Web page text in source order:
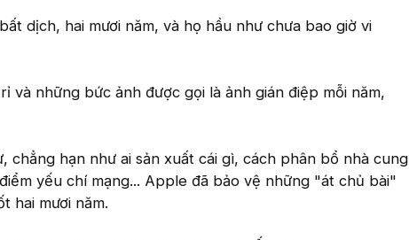
dịch, hai mươi năm, và họ hầu như chưa bao giờ vi
và những bức ảnh được gọi là ảnh gián điệp mỗi năm,
chẳng hạn như ai sản xuất cái gì, cách phân bổ nhà cung
yếu chí mạng... Apple đã bảo vệ những "át chủ bài"
hai mươi năm.